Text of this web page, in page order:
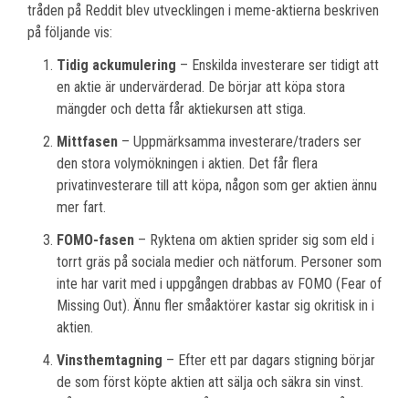
tråden på Reddit blev utvecklingen i meme-aktierna beskriven
på följande vis:
Tidig ackumulering – Enskilda investerare ser tidigt att
en aktie är undervärderad. De börjar att köpa stora
mängder och detta får aktiekursen att stiga.
Mittfasen – Uppmärksamma investerare/traders ser
den stora volymökningen i aktien. Det får flera
privatinvesterare till att köpa, någon som ger aktien ännu
mer fart.
FOMO-fasen – Ryktena om aktien sprider sig som eld i
torrt gräs på sociala medier och nätforum. Personer som
inte har varit med i uppgången drabbas av FOMO (Fear of
Missing Out). Ännu fler småaktörer kastar sig okritisk in i
aktien.
Vinsthemtagning – Efter ett par dagars stigning börjar
de som först köpte aktien att sälja och säkra sin vinst.